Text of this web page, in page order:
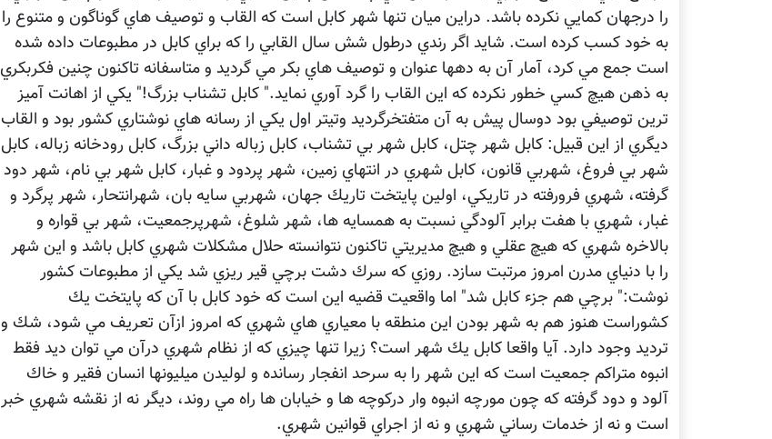
را درجهان كمايي نكرده باشد. دراين ميان تنها شهر كابل است كه القاب و توصيف هاي گوناگون و متنوع را
به خود كسب كرده است. شايد اگر رندي درطول شش سال القابي را كه براي كابل در مطبوعات داده شده
است جمع مي كرد، آمار آن به دهها عنوان و توصيف هاي بكر مي گرديد و متاسفانه تاكنون چنين فكربكري
به ذهن هيچ كسي خطور نكرده كه اين القاب را گرد آوري نمايد." كابل تشناب بزرگ!" يكي از اهانت آميز
ترين توصيفي بود دوسال پيش به آن متفتخرگرديد وتيتر اول يكي از رسانه هاي نوشتاري كشور بود و القاب
ديگري از اين قبيل: كابل شهر چتل، كابل شهر بي تشناب، كابل زباله داني بزرگ، كابل رودخانه زباله، كابل
شهر بي فروغ، شهربي قانون، كابل شهري در انتهاي زمين، شهر پردود و غبار، كابل شهر بي نام، شهر دود
گرفته، شهري فرورفته در تاريكي، اولين پايتخت تاريك جهان، شهربي سايه بان، شهرانتحار، شهر پرگرد و
غبار، شهري با هفت برابر آلودگي نسبت به همسايه ها، شهر شلوغ، شهرپرجمعيت، شهر بي قواره و
بالاخره شهري كه هيچ عقلي و هيچ مديريتي تاكنون نتوانسته حلال مشكلات شهري كابل باشد و اين شهر
را با دنياي مدرن امروز مرتبت سازد. روزي كه سرك دشت برچي قير ريزي شد يكي از مطبوعات كشور
نوشت:" برچي هم جزء كابل شد" اما واقعيت قضيه اين است كه خود كابل با آن كه پايتخت يك
كشوراست هنوز هم به شهر بودن اين منطقه با معياري هاي شهري كه امروز ازآن تعريف مي شود، شك و
ترديد وجود دارد. آيا واقعا كابل يك شهر است؟ زيرا تنها چيزي كه از نظام شهري درآن مي توان ديد فقط
انبوه متراكم جمعيت است كه اين شهر را به سرحد انفجار رسانده و لوليدن ميليونها انسان فقير و خاك
آلود و دود گرفته كه چون مورچه انبوه وار دركوچه ها و خيابان ها راه مي روند، ديگر نه از نقشه شهري خبر
است و نه از خدمات رساني شهري و نه از اجراي قوانين شهري.